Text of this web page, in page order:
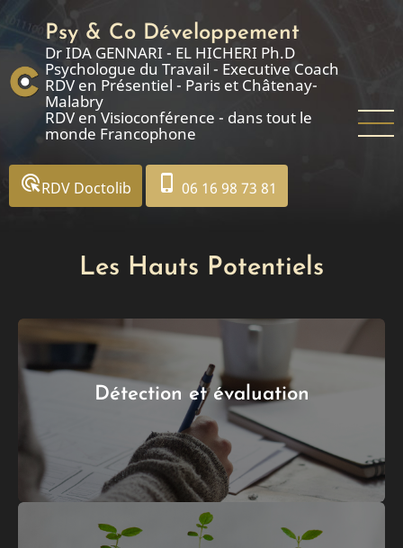
contenu
principal
Psy & Co Développement
Dr IDA GENNARI - EL HICHERI Ph.D
Psychologue du Travail - Executive Coach
RDV en Présentiel - Paris et Châtenay-
Malabry
RDV en Visioconférence - dans tout le
monde Francophone
ads_clickRDV Doctolib phone_iphone 06 16 98 73 81
Les Hauts Potentiels
Détection et évaluation